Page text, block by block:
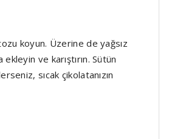
koyun. Üzerine de yağsız
ve karıştırın. Sütün
sıcak çikolatanızın